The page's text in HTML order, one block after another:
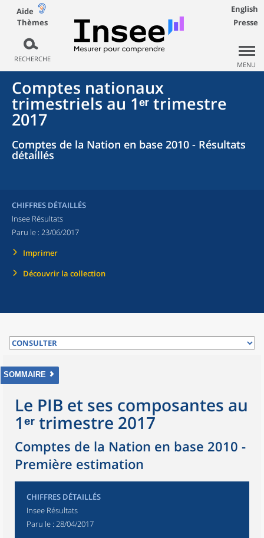
Aide
Thèmes
RECHERCHE
English
Presse
MENU
Comptes nationaux
trimestriels au 1ᵉʳ trimestre
2017
Comptes de la Nation en base 2010 - Résultats
détaillés
CHIFFRES DÉTAILLÉS
Insee Résultats
Paru le : 23/06/2017
Imprimer
Découvrir la collection
SOMMAIRE
Le PIB et ses composantes au
1ᵉʳ trimestre 2017
Comptes de la Nation en base 2010 -
Première estimation
CHIFFRES DÉTAILLÉS
Insee Résultats
Paru le : 28/04/2017